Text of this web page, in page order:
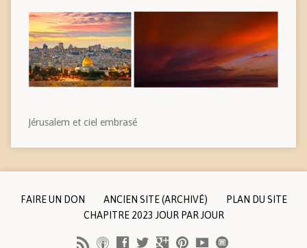
Jérusalem et ciel embrasé
FAIRE UN DON ANCIEN SITE (ARCHIVÉ)
PLAN DU SITE
CHAPITRE 2023 JOUR PAR JOUR